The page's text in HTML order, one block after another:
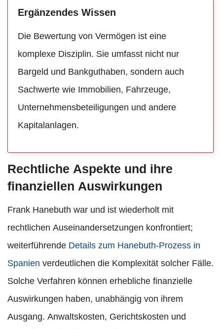
Ergänzendes Wissen
Die Bewertung von Vermögen ist eine
komplexe Disziplin. Sie umfasst nicht nur
Bargeld und Bankguthaben, sondern auch
Sachwerte wie Immobilien, Fahrzeuge,
Unternehmensbeteiligungen und andere
Kapitalanlagen.
Rechtliche Aspekte und ihre
finanziellen Auswirkungen
Frank Hanebuth war und ist wiederholt mit
rechtlichen Auseinandersetzungen konfrontiert;
weiterführende Details zum Hanebuth-Prozess in
Spanien verdeutlichen die Komplexität solcher Fälle.
Solche Verfahren können erhebliche finanzielle
Auswirkungen haben, unabhängig von ihrem
Ausgang. Anwaltskosten, Gerichtskosten und